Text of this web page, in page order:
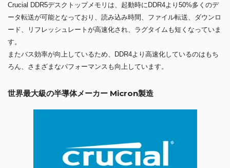
Crucial DDR5デスクトップメモリは、起動時にDDR4より50%多くのデ
ータ転送が可能となっており、読み込み時間、ファイル転送、ダウンロ
ード、リフレッシュレートが高速化され、ラグタイムも短くなっていま
す。
またバス効率が向上しているため、DDR4より高速化しているのはもち
ろん、さまざまなパフォーマンスも向上しています。
世界最大級の半導体メーカー Micron製造